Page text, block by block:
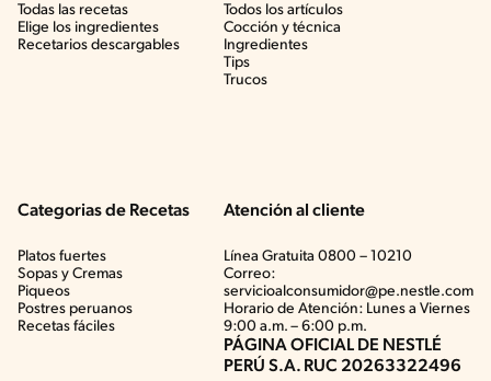
Todas las recetas
Elige los ingredientes
Recetarios descargables
Todos los artículos
Cocción y técnica
Ingredientes
Tips
Trucos
Categorias de Recetas
Platos fuertes
Sopas y Cremas
Piqueos
Postres peruanos
Recetas fáciles
Atención al cliente
Línea Gratuita 0800 – 10210
Correo:
servicioalconsumidor@pe.nestle.com
Horario de Atención: Lunes a Viernes
9:00 a.m. – 6:00 p.m.
PÁGINA OFICIAL DE NESTLÉ
PERÚ S.A. RUC 20263322496